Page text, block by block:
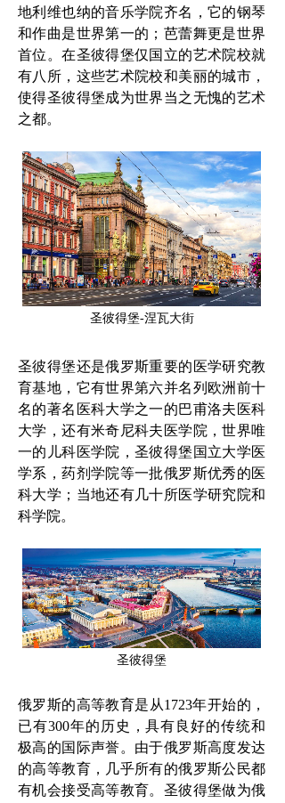
地利维也纳的音乐学院齐名，它的钢琴
和作曲是世界第一的；芭蕾舞更是世界
首位。在圣彼得堡仅国立的艺术院校就
有八所，这些艺术院校和美丽的城市，
使得圣彼得堡成为世界当之无愧的艺术
之都。
圣彼得堡-涅瓦大街
圣彼得堡还是俄罗斯重要的医学研究教
育基地，它有世界第六并名列欧洲前十
名的著名医科大学之一的巴甫洛夫医科
大学，还有米奇尼科夫医学院，世界唯
一的儿科医学院，圣彼得堡国立大学医
学系，药剂学院等一批俄罗斯优秀的医
科大学；当地还有几十所医学研究院和
科学院。
圣彼得堡
俄罗斯的高等教育是从1723年开始的，
已有300年的历史，具有良好的传统和
极高的国际声誉。由于俄罗斯高度发达
的高等教育，几乎所有的俄罗斯公民都
有机会接受高等教育。圣彼得堡做为俄